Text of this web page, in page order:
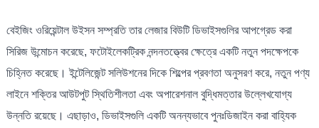
বেইজিং ওরিয়েন্টাল উইসন সম্প্রতি তার লেজার বিউটি ডিভাইসগুলির আপগ্রেড করা
সিরিজ উন্মোচন করেছে, ফটোইলেকট্রিক নন্দনতত্ত্বের ক্ষেত্রে একটি নতুন পদক্ষেপকে
চিহ্নিত করেছে। ইন্টেলিজেন্ট সলিউশনের দিকে শিল্পের প্রবণতা অনুসরণ করে, নতুন পণ্য
লাইনে শক্তির আউটপুট স্থিতিশীলতা এবং অপারেশনাল বুদ্ধিমত্তার উল্লেখযোগ্য
উন্নতি রয়েছে। এছাড়াও, ডিভাইসগুলি একটি অনন্যভাবে পুনঃডিজাইন করা বাহ্যিক